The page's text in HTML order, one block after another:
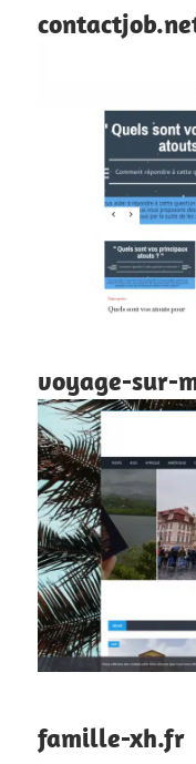
voyage-sur-
famille-xh.fr